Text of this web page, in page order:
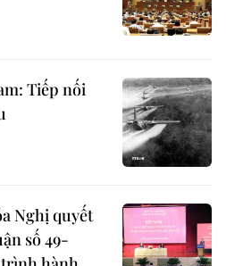
Tiếp nối
Nghị quyết
số 49-